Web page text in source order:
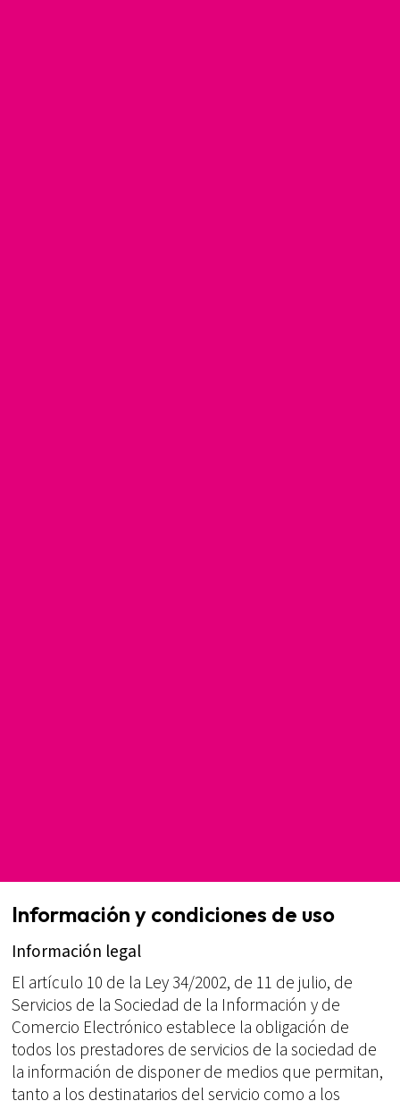
Información y condiciones de uso
Información legal
El artículo 10 de la Ley 34/2002, de 11 de julio, de
Servicios de la Sociedad de la Información y de
Comercio Electrónico establece la obligación de
todos los prestadores de servicios de la sociedad de
la información de disponer de medios que permitan,
tanto a los destinatarios del servicio como a los